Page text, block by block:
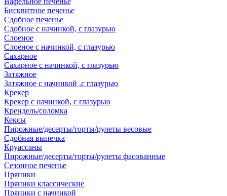
Бисквитное печенье
Сдобное печенье
Сдобное с начинкой, с глазурью
Слоеное
Слоеное с начинкой, с глазурью
Сахарное
Сахарное с начинкой, с глазурью
Затяжное
Затяжное с начинкой ,с глазурью
Крекер
Крекер с начинкой, с глазурью
Крендель/соломка
Кексы
Пирожные/десерты/торты/рулеты весовые
Сдобная выпечка
Круассаны
Пирожные/десерты/торты/рулеты фасованные
Сезонное печенье
Пряники
Пряники классические
Пряники с начинкой